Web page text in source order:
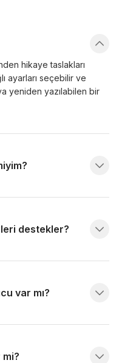
hikaye taslakları
ayarları seçebilir ve
yeniden yazılabilen bir
destekler?
var mı?
mi?